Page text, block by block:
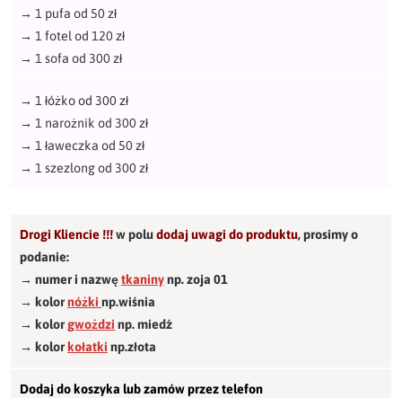
→ 1 pufa od 50 zł
→ 1 fotel od 120 zł
→ 1 sofa od 300 zł
→ 1 łóżko od 300 zł
→ 1 narożnik od 300 zł
→ 1 ławeczka od 50 zł
→ 1 szezlong od 300 zł
Drogi Kliencie !!!w poludodaj uwagi do produktu,prosimy o
podanie:
→ numer i nazwętkaninynp. zoja 01
→ kolornóżki np.wiśnia
→ kolorgwożdzi np. miedź
→ kolorkołatki np.złota
Dodaj do koszyka lub zamów przez telefon